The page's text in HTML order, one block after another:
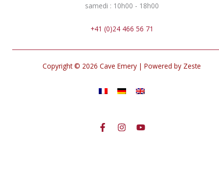
samedi : 10h00 - 18h00
+41 (0)24 466 56 71
Copyright © 2026 Cave Emery | Powered by Zeste